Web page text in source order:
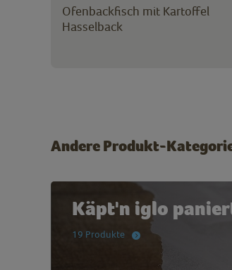
Ofenbackfisch mit Kartoffel
Hasselback
Andere Produkt-
Käpt'n iglo
19 Produkte